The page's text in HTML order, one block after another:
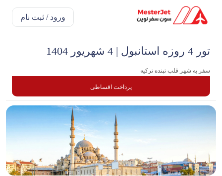
ورود / ثبت نام
تور 4 روزه استانبول | 4 شهریور 1404
سفر به شهر قلب تپنده ترکیه
پرداخت اقساطی